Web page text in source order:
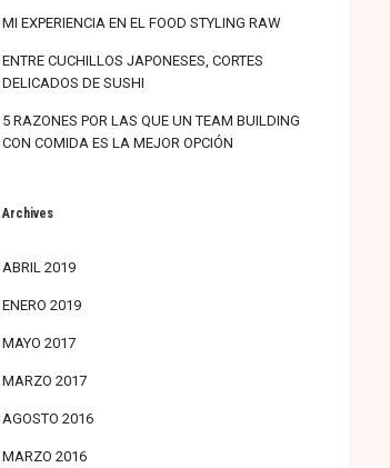
MI EXPERIENCIA EN EL FOOD STYLING RAW
ENTRE CUCHILLOS JAPONESES, CORTES
DELICADOS DE SUSHI
5 RAZONES POR LAS QUE UN TEAM BUILDING
CON COMIDA ES LA MEJOR OPCIÓN
Archives
ABRIL 2019
ENERO 2019
MAYO 2017
MARZO 2017
AGOSTO 2016
MARZO 2016